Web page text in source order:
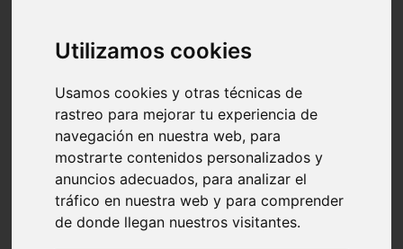
Utilizamos cookies
Usamos cookies y otras técnicas de
rastreo para mejorar tu experiencia de
navegación en nuestra web, para
mostrarte contenidos personalizados y
anuncios adecuados, para analizar el
tráfico en nuestra web y para comprender
de donde llegan nuestros visitantes.
Cantabria - suances
Sevilla - bormujos
Málaga - júzcar
Huesca - alquézar
Huesca - castejón-de-sos
Lleida - alt-àneu
Córdoba - almedinilla
Navarra - zangoza
Cantabria - arenas-de-iguña
Barcelona - la-pobla-de-lillet